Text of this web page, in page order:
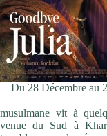
Du 28 Décembre au
musulmane vit à
venue du Sud à